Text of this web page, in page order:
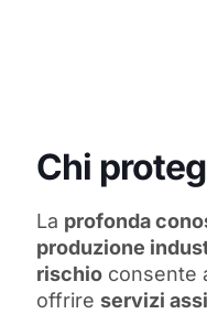
Chi
La profonda
produzione
rischio consente
offrire servizi